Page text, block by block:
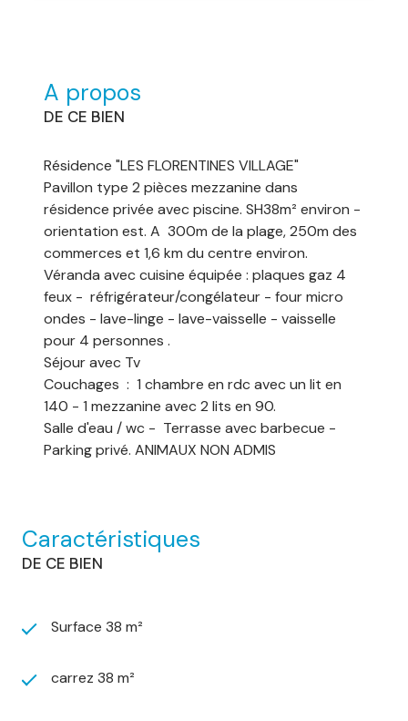
A propos
DE CE BIEN
Résidence "LES FLORENTINES VILLAGE"
Pavillon type 2 pièces mezzanine dans
résidence privée avec piscine. SH38m² environ -
orientation est. A 300m de la plage, 250m des
commerces et 1,6 km du centre environ.
Véranda avec cuisine équipée : plaques gaz 4
feux - réfrigérateur/congélateur - four micro
ondes - lave-linge - lave-vaisselle - vaisselle
pour 4 personnes .
Séjour avec Tv
Couchages : 1 chambre en rdc avec un lit en
140 - 1 mezzanine avec 2 lits en 90.
Salle d'eau / wc - Terrasse avec barbecue -
Parking privé. ANIMAUX NON ADMIS
Caractéristiques
DE CE BIEN
Surface 38 m²
carrez 38 m²